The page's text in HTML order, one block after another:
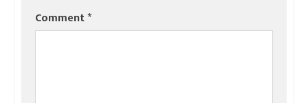
Comment*